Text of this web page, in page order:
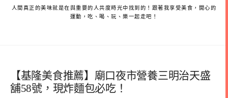
人間真正的美味就是在與重要的人共度時光中找到的！跟著我享受美食，開心的
運動，吃、喝、玩、樂一起走吧！
【基隆美食推薦】廟口夜市營養三明治天盛
舖58號，現炸麵包必吃！